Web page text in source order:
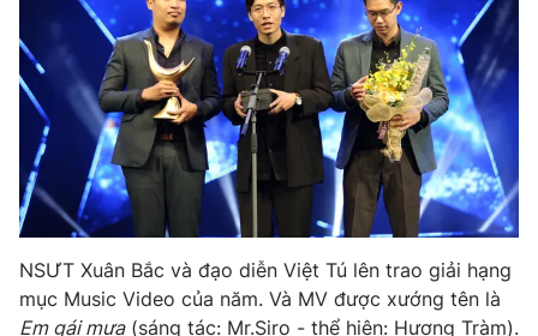
Cơ quan báo chí:Thời báo VTV
Giấy phép hoạt động báo in và báo điện tử số 483/GP-BTTTT
cấp ngày 29/12/2023
Tổng Biên tập:Vũ Thanh Thủy
Phó Tổng Biên tập:Nguyễn Thị Mỹ Hạnh, Phạm Quốc Thắng,
Nguyễn Trọng Ninh
Tổng đài VTV: 024.38 355 931 - 024.38 355 932
Ðiện thoại Thời báo VTV:024.66 897 897
Email:toasoan@vtv.vn
Liên hệ quảng cáo: 024-7300.7108
NSƯT Xuân Bắc và đạo diễn Việt Tú lên trao giải hạng
mục Music Video của năm. Và MV được xướng tên là
Em gái mưa(sáng tác: Mr.Siro - thể hiện: Hương Tràm).